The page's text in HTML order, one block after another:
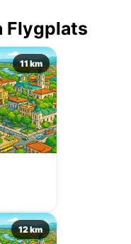
Flygplats
11 km
12 km